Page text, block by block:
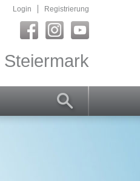
Login Registrierung